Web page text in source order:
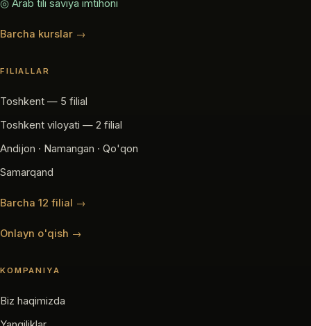
◎ Arab tili saviya imtihoni
Barcha kurslar →
FILIALLAR
Toshkent — 5 filial
Toshkent viloyati — 2 filial
Andijon · Namangan · Qo'qon
Samarqand
Barcha 12 filial →
Onlayn o'qish →
KOMPANIYA
Biz haqimizda